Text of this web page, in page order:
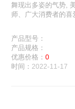
舞现出多姿的气势,
师、广大消费者的喜
产品型号：
产品规格：
优惠价格： 0
时间： 2022-11-17